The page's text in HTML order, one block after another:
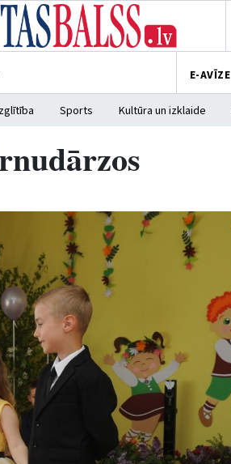
E-AVĪZE
Sports Kultūra un izklaide